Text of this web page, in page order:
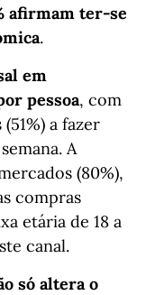
afirmam ter-se
.
em
pessoa, com
a fazer
A
(80%),
compras
etária de 18 a
canal.
só altera o